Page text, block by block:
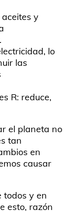
y
lo
las
R: reduce,
el planeta no
tan
en
causar
todos y en
esto, razón